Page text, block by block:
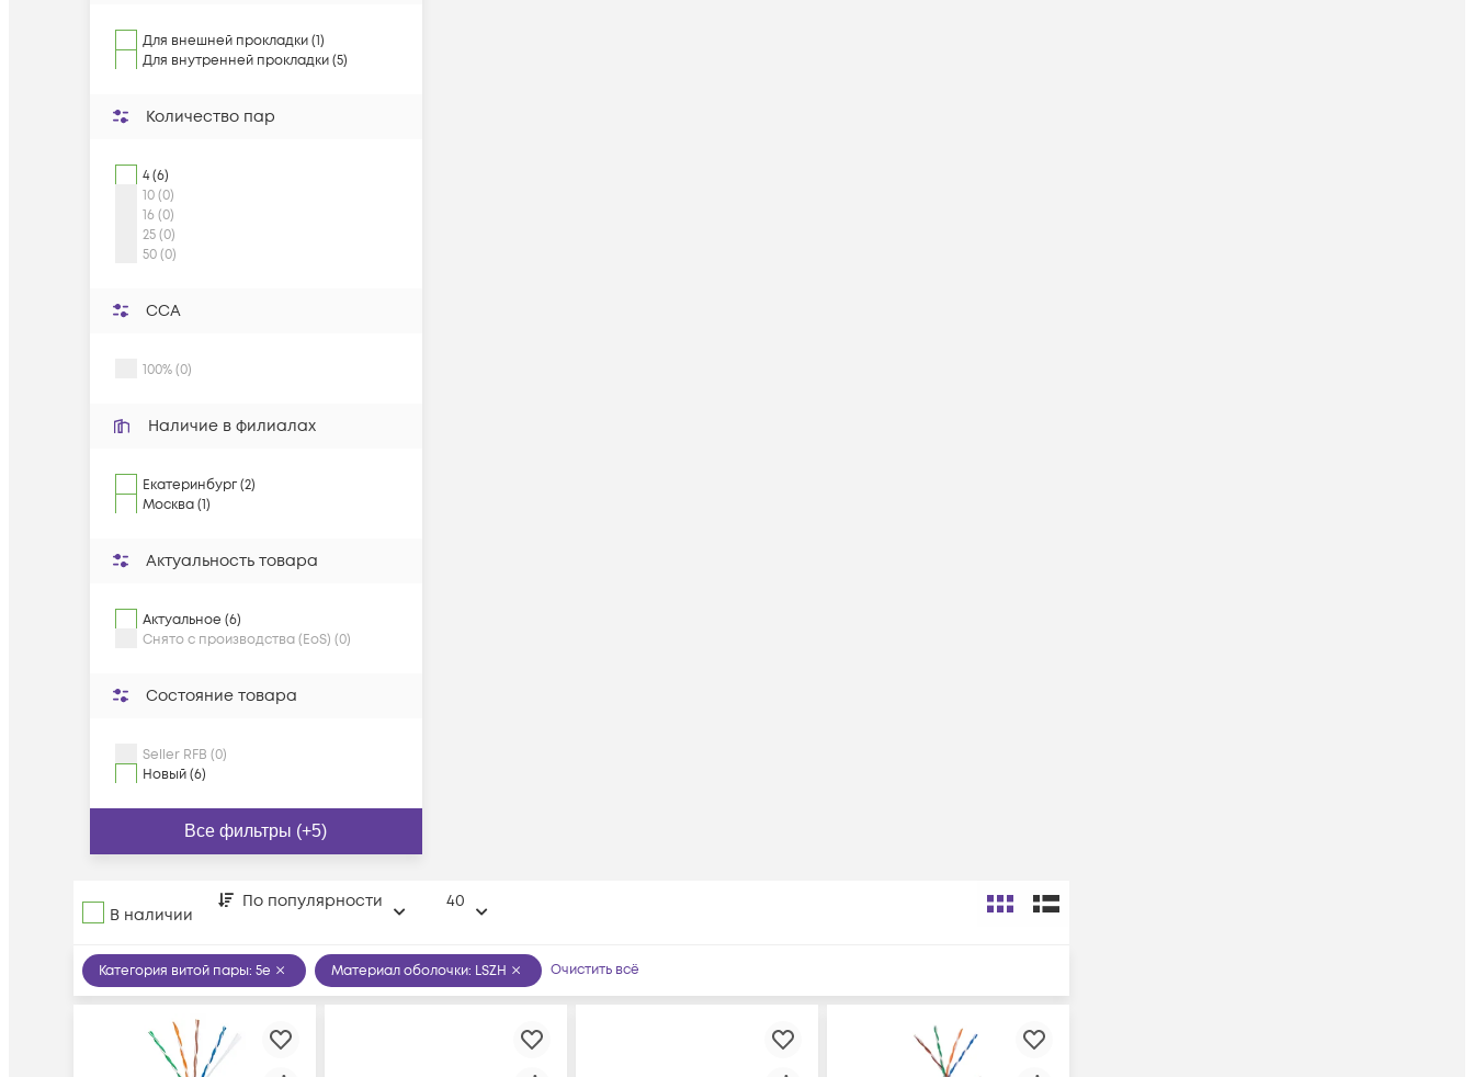
Для внешней прокладки (1)
Для внутренней прокладки (5)
Количество пар
4 (6)
10 (0)
16 (0)
25 (0)
50 (0)
CCA
100% (0)
Наличие в филиалах
Екатеринбург (2)
Москва (1)
Актуальность товара
Актуальное (6)
Снято с производства (EoS) (0)
Состояние товара
Seller RFB (0)
Новый (6)
Все фильтры (+5)
В наличии
По популярности 40
Категория витой пары: 5e Материал оболочки: LSZH Очистить всё